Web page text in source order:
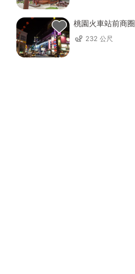
桃園火車站前商圈
232 公尺